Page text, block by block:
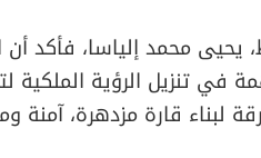
يحيى محمد إلياسا، فأكد
في تنزيل الرؤية الملكية
لبناء قارة مزدهرة، آمنة